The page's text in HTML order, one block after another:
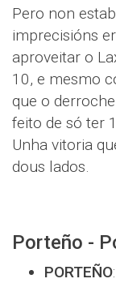
Pero non
imprecisións
aproveitar o
10, e mesmo
que o
feito de só ter
Unha vitoria
dous lados.
Porteño -
PORTEÑO